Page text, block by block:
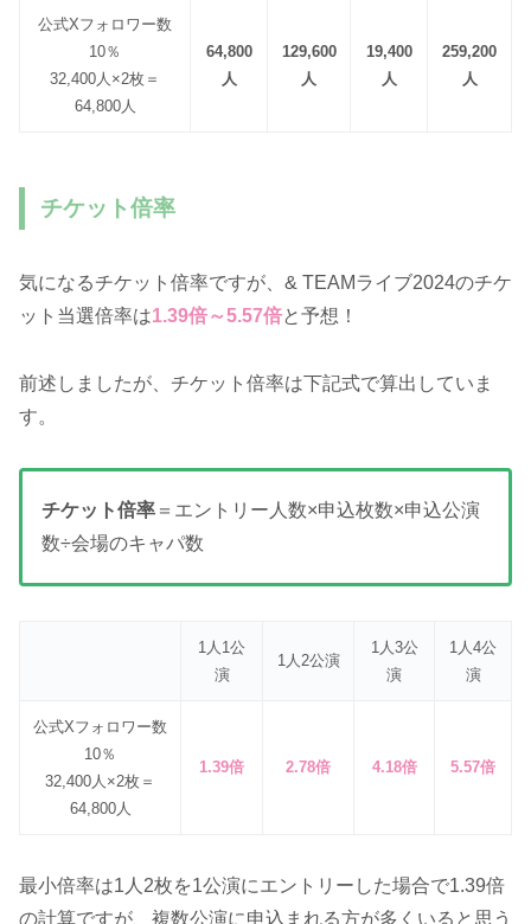
公式Xフォロワー数
10％
32,400人×2枚＝
64,800人
64,800
人
129,600
人
19,400
人
259,200
人
チケット倍率
気になるチケット倍率ですが、& TEAMライブ2024のチケ
ット当選倍率は1.39倍～5.57倍と予想！
前述しましたが、チケット倍率は下記式で算出していま
す。
チケット倍率 ＝エントリー人数×申込枚数×申込公演
数÷会場のキャパ数
1人1公
演
1人2公演
1人3公
演
1人4公
演
公式Xフォロワー数
10％
32,400人×2枚＝
64,800人
1.39倍 2.78倍 4.18倍 5.57倍
最小倍率は1人2枚を1公演にエントリーした場合で1.39倍
の計算ですが、複数公演に申込まれる方が多くいると思う